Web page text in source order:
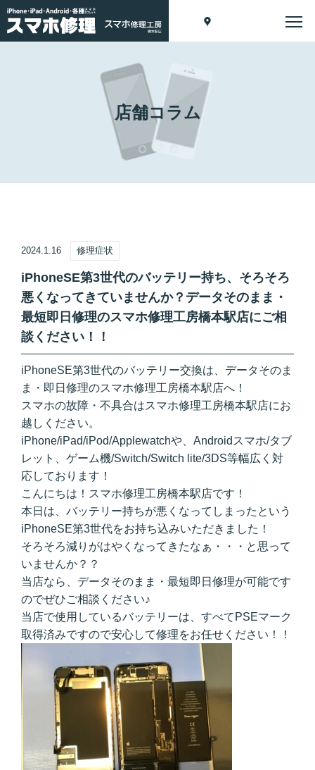
店舗コラム
2024.1.16 修理症状
iPhoneSE第3世代のバッテリー持ち、そろそろ
悪くなってきていませんか？データそのまま・
最短即日修理のスマホ修理工房橋本駅店にご相
談ください！！
iPhoneSE第3世代のバッテリー交換は、データそのま
ま・即日修理のスマホ修理工房橋本駅店へ！
スマホの故障・不具合はスマホ修理工房橋本駅店にお
越しください。
iPhone/iPad/iPod/Applewatchや、Androidスマホ/タブ
レット、ゲーム機/Switch/Switch lite/3DS等幅広く対
応しております！
こんにちは！スマホ修理工房橋本駅店です！
本日は、バッテリー持ちが悪くなってしまったという
iPhoneSE第3世代をお持ち込みいただきました！
そろそろ減りがはやくなってきたなぁ・・・と思って
いませんか？？
当店なら、データそのまま・最短即日修理が可能です
のでぜひご相談ください♪
当店で使用しているバッテリーは、すべてPSEマーク
取得済みですので安心して修理をお任せください！！